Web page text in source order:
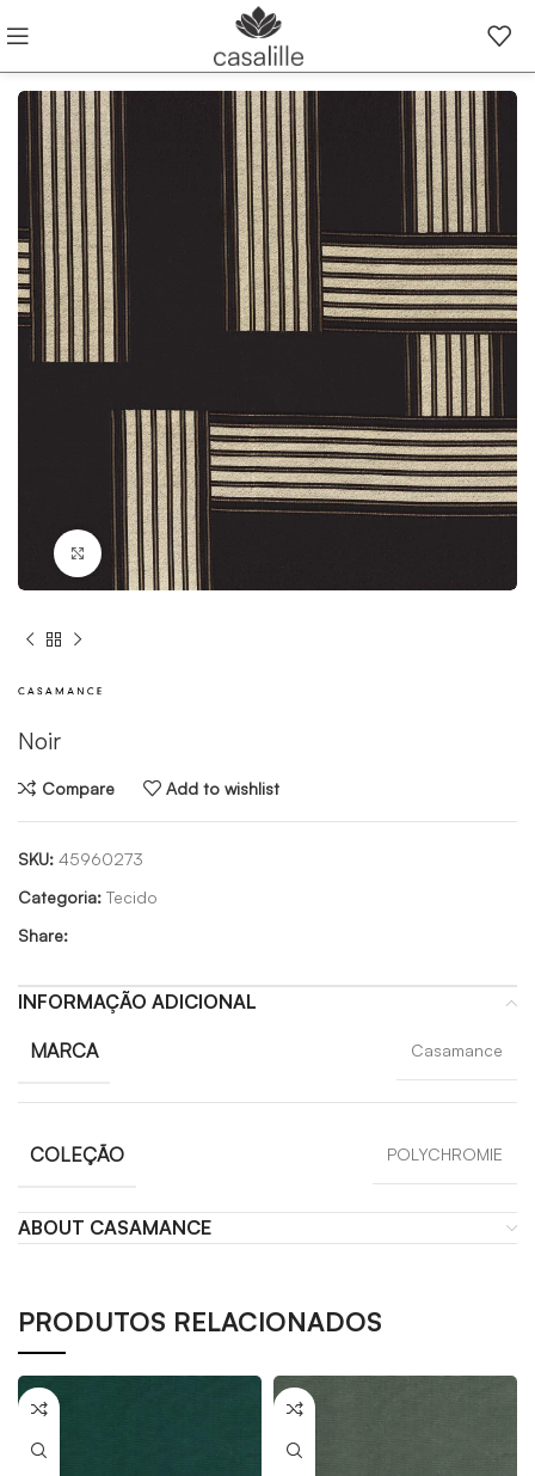
Click to enlarge
Noir
Compare Add to wishlist
SKU: 45960273
Categoria: Tecido
Share:
INFORMAÇÃO ADICIONAL
MARCA Casamance
COLEÇÃO POLYCHROMIE
ABOUT CASAMANCE
PRODUTOS RELACIONADOS